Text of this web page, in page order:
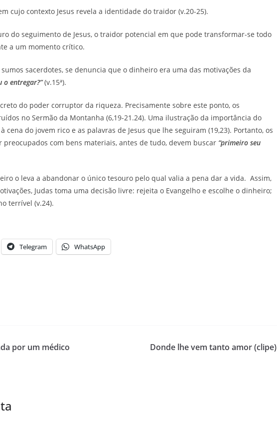
cujo contexto Jesus revela a identidade do traidor (v.20-25).
do seguimento de Jesus, o traidor potencial em que pode transformar-se todo
a um momento crítico.
sacerdotes, se denuncia que o dinheiro era uma das motivações da
o entregar?”(v.15ª).
do poder corruptor da riqueza. Precisamente sobre este ponto, os
no Sermão da Montanha (6,19-21.24). Uma ilustração da importância do
cena do jovem rico e as palavras de Jesus que lhe seguiram (19,23). Portanto, os
com bens materiais, antes de tudo, devem buscar “primeiro seu
o leva a abandonar o único tesouro pelo qual valia a pena dar a vida. Assim,
Judas toma uma decisão livre: rejeita o Evangelho e escolhe o dinheiro;
terrível (v.24).
Telegram WhatsApp
por um médico
Donde lhe vem tanto amor (clipe)